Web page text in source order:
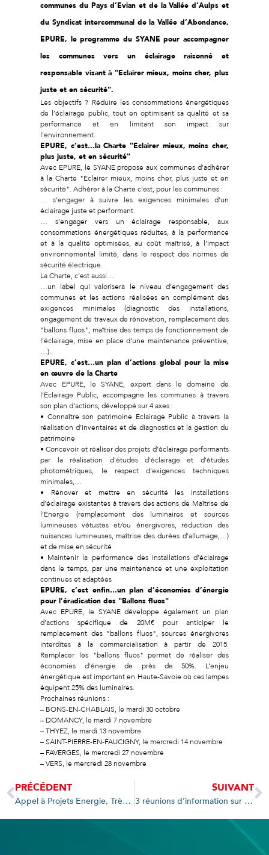
communes du Pays d’Evian et de la Vallée d’Aulps et
du Syndicat intercommunal de la Vallée d’Abondance,
EPURE, le programme du SYANE pour accompagner
les communes vers un éclairage raisonné et
responsable visant à "Eclairer mieux, moins cher, plus
juste et en sécurité".
Les objectifs ? Réduire les consommations énergétiques
de l’éclairage public, tout en optimisant sa qualité et sa
performance et en limitant son impact sur
l’environnement.
EPURE, c’est…la Charte "Eclairer mieux, moins cher,
plus juste, et en sécurité"
Avec EPURE, le SYANE propose aux communes d’adhérer
à la Charte "Eclairer mieux, moins cher, plus juste et en
sécurité". Adhérer à la Charte c’est, pour les communes :
… s’engager à suivre les exigences minimales d’un
éclairage juste et performant.
… s’engager vers un éclairage responsable, aux
consommations énergétiques réduites, à la performance
et à la qualité optimisées, au coût maîtrisé, à l’impact
environnemental limité, dans le respect des normes de
sécurité électrique.
La Charte, c’est aussi…
…un label qui valorisera le niveau d’engagement des
communes et les actions réalisées en complément des
exigences minimales (diagnostic des installations,
engagement de travaux de rénovation, remplacement des
"ballons fluos", maîtrise des temps de fonctionnement de
l’éclairage, mise en place d’une maintenance préventive,
…).
EPURE, c’est…un plan d’actions global pour la mise
en œuvre de la Charte
Avec EPURE, le SYANE, expert dans le domaine de
l’Eclairage Public, accompagne les communes à travers
son plan d’actions, développé sur 4 axes :
• Connaître son patrimoine Eclairage Public à travers la
réalisation d’inventaires et de diagnostics et la gestion du
patrimoine
• Concevoir et réaliser des projets d’éclairage performants
par la réalisation d’études d’éclairage et d’études
photométriques, le respect d’exigences techniques
minimales,…
• Rénover et mettre en sécurité les installations
d’éclairage existantes à travers des actions de Maîtrise de
l’Energie (remplacement des luminaires et sources
lumineuses vétustes et/ou énergivores, réduction des
nuisances lumineuses, maîtrise des durées d’allumage,…)
et de mise en sécurité
• Maintenir la performance des installations d’éclairage
dans le temps, par une maintenance et une exploitation
continues et adaptées
EPURE, c’est enfin…un plan d’économies d’énergie
pour l’éradication des "Ballons fluos"
Avec EPURE, le SYANE développe également un plan
d’actions spécifique de 20M€ pour anticiper le
remplacement des "ballons fluos", sources énergivores
interdites à la commercialisation à partir de 2015.
Remplacer les "ballons fluos" permet de réaliser des
économies d’énergie de près de 50%. L’enjeu
énergétique est important en Haute-Savoie où ces lampes
équipent 25% des luminaires.
Prochaines réunions :
– BONS-EN-CHABLAIS, le mardi 30 octobre
– DOMANCY, le mardi 7 novembre
– THYEZ, le mardi 13 novembre
– SAINT-PIERRE-EN-FAUCIGNY, le mercredi 14 novembre
– FAVERGES, le mercredi 27 novembre
– VERS, le mercredi 28 novembre
PRÉCÉDENT
Appel à Projets Energie, Très Haut Débit et Gaz au menu du Comité du 15 octobre
SUIVANT
3 réunions d’information sur l’avancement du réseau d’initiative publique très haut débit de la Haute-Savoie